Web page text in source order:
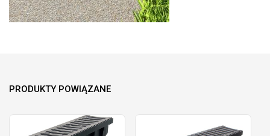
PRODUKTY POWIĄZANE